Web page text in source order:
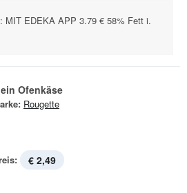
MIT EDEKA APP 3.79 € 58% Fett i.
Ofenkäse
Rougette
€ 2,49